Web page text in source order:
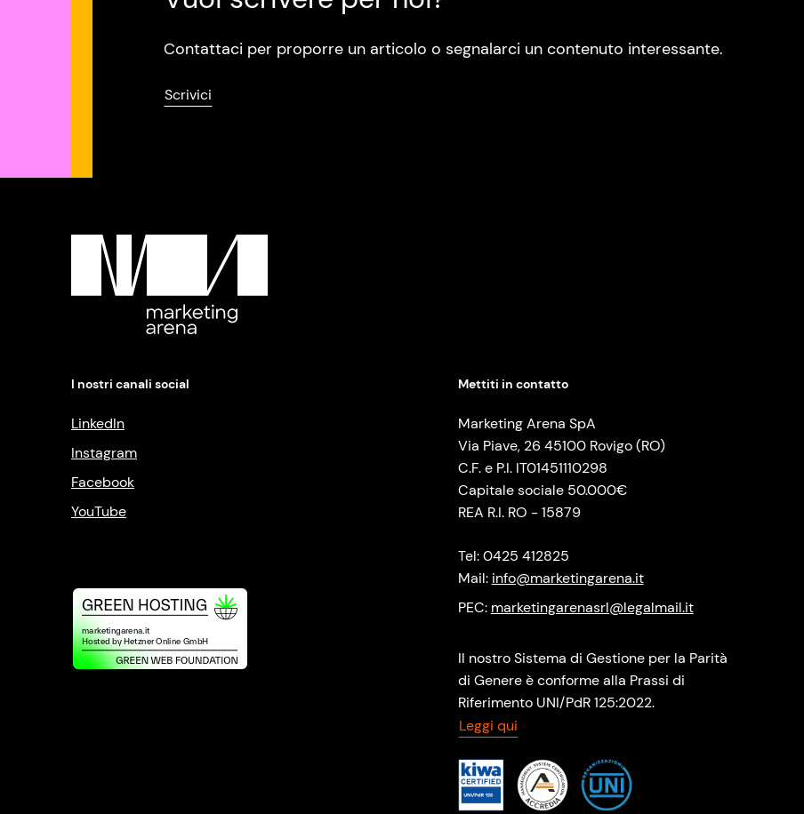
Contattaci per proporre un articolo o segnalarci un contenuto interessante.
Scrivici
I nostri canali social
LinkedIn
Instagram
Facebook
YouTube
Mettiti in contatto
Marketing Arena SpA
Via Piave, 26 45100 Rovigo (RO)
C.F. e P.I. IT01451110298
Capitale sociale 50.000€
REA R.I. RO - 15879
Tel: 0425 412825
Mail: info@marketingarena.it
PEC: marketingarenasrl@legalmail.it
Il nostro Sistema di Gestione per la Parità
di Genere è conforme alla Prassi di
Riferimento UNI/PdR 125:2022.
Leggi qui